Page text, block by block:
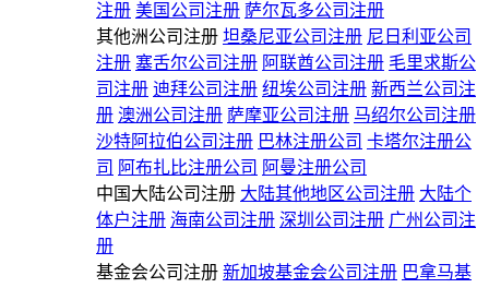
注册 美国公司注册 萨尔瓦多公司注册
其他洲公司注册 坦桑尼亚公司注册 尼日利亚公司
注册 塞舌尔公司注册 阿联酋公司注册 毛里求斯公
司注册 迪拜公司注册 纽埃公司注册 新西兰公司注
册 澳洲公司注册 萨摩亚公司注册 马绍尔公司注册
沙特阿拉伯公司注册 巴林注册公司 卡塔尔注册公
司 阿布扎比注册公司 阿曼注册公司
中国大陆公司注册 大陆其他地区公司注册 大陆个
体户注册 海南公司注册 深圳公司注册 广州公司注
册
基金会公司注册 新加坡基金会公司注册 巴拿马基